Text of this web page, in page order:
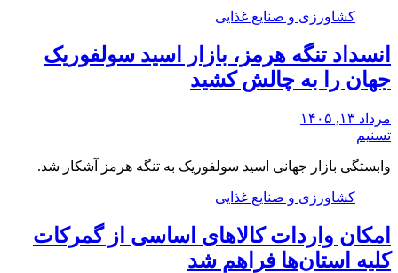
کشاورزی و صنایع غذایی
انسداد تنگه هرمز، بازار اسید سولفوریک
جهان را به چالش کشید
مرداد ۱۳, ۱۴۰۵
تسنیم
وابستگی بازار جهانی اسید سولفوریک به تنگه هرمز آشکار شد.
کشاورزی و صنایع غذایی
امکان واردات کالاهای اساسی از گمرکات
کلیه استان‌ها فراهم شد